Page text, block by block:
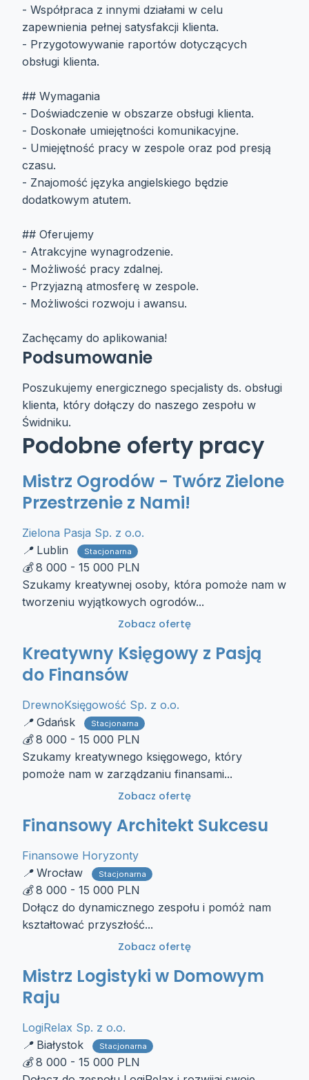
- Współpraca z innymi działami w celu
zapewnienia pełnej satysfakcji klienta.
- Przygotowywanie raportów dotyczących
obsługi klienta.
## Wymagania
- Doświadczenie w obszarze obsługi klienta.
- Doskonałe umiejętności komunikacyjne.
- Umiejętność pracy w zespole oraz pod presją
czasu.
- Znajomość języka angielskiego będzie
dodatkowym atutem.
## Oferujemy
- Atrakcyjne wynagrodzenie.
- Możliwość pracy zdalnej.
- Przyjazną atmosferę w zespole.
- Możliwości rozwoju i awansu.
Zachęcamy do aplikowania!
Podsumowanie
Poszukujemy energicznego specjalisty ds. obsługi
klienta, który dołączy do naszego zespołu w
Świdniku.
Podobne oferty pracy
Mistrz Ogrodów - Twórz Zielone
Przestrzenie z Nami!
Zielona Pasja Sp. z o.o.
Lublin
Stacjonarna
8 000 - 15 000 PLN
Szukamy kreatywnej osoby, która pomoże nam w
tworzeniu wyjątkowych ogrodów...
Zobacz ofertę
Kreatywny Księgowy z Pasją
do Finansów
DrewnoKsięgowość Sp. z o.o.
Gdańsk
Stacjonarna
8 000 - 15 000 PLN
Szukamy kreatywnego księgowego, który
pomoże nam w zarządzaniu finansami...
Zobacz ofertę
Finansowy Architekt Sukcesu
Finansowe Horyzonty
Wrocław
Stacjonarna
8 000 - 15 000 PLN
Dołącz do dynamicznego zespołu i pomóż nam
kształtować przyszłość...
Zobacz ofertę
Mistrz Logistyki w Domowym
Raju
LogiRelax Sp. z o.o.
Białystok
Stacjonarna
8 000 - 15 000 PLN